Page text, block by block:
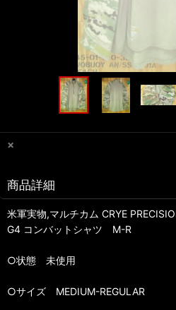
×
商品詳細
米軍実物,マルチカム CRYE
G4 コンバットシャツ M-R
○状態 未使用
○サイズ MEDIUM-REGULAR